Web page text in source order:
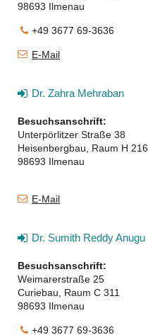
98693 Ilmenau
+49 3677 69-3636
E-Mail
Dr. Zahra Mehraban
Besuchsanschrift:
Unterpörlitzer Straße 38
Heisenbergbau, Raum H 216
98693 Ilmenau
E-Mail
Dr. Sumith Reddy Anugu
Besuchsanschrift:
Weimarerstraße 25
Curiebau, Raum C 311
98693 Ilmenau
+49 3677 69-3636